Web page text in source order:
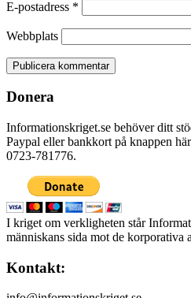
E-postadress *
Webbplats
Donera
Informationskriget.se behöver ditt
Paypal eller bankkort på knappen
0723-781776.
I kriget om verkligheten står
människans sida mot de korporativa
Kontakt: